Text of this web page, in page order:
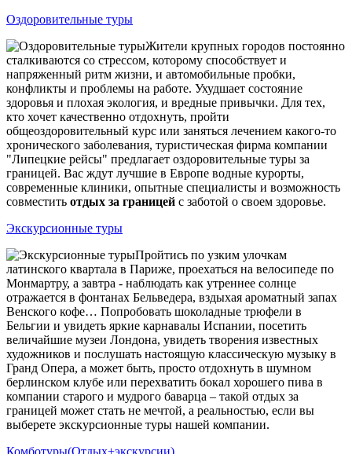
Оздоровительные туры
Жители крупных городов постоянно
сталкиваются со стрессом, которому способствует и
напряженный ритм жизни, и автомобильные пробки,
конфликты и проблемы на работе. Ухудшает состояние
здоровья и плохая экология, и вредные привычки. Для тех,
кто хочет качественно отдохнуть, пройти
общеоздоровительный курс или заняться лечением какого-то
хронического заболевания, туристическая фирма компании
"Липецкие рейсы" предлагает оздоровительные туры за
границей. Вас ждут лучшие в Европе водные курорты,
современные клиники, опытные специалисты и возможность
совместить отдых за границей с заботой о своем здоровье.
Экскурсионные туры
Пройтись по узким улочкам
латинского квартала в Париже, проехаться на велосипеде по
Монмартру, а завтра - наблюдать как утреннее солнце
отражается в фонтанах Бельведера, вздыхая ароматный запах
Венского кофе… Попробовать шоколадные трюфели в
Бельгии и увидеть яркие карнавалы Испании, посетить
величайшие музеи Лондона, увидеть творения известных
художников и послушать настоящую классическую музыку в
Гранд Опера, а может быть, просто отдохнуть в шумном
берлинском клубе или перехватить бокал хорошего пива в
компании старого и мудрого баварца – такой отдых за
границей может стать не мечтой, а реальностью, если вы
выберете экскурсионные туры нашей компании.
Комботуры(Отдых+экскурсии)